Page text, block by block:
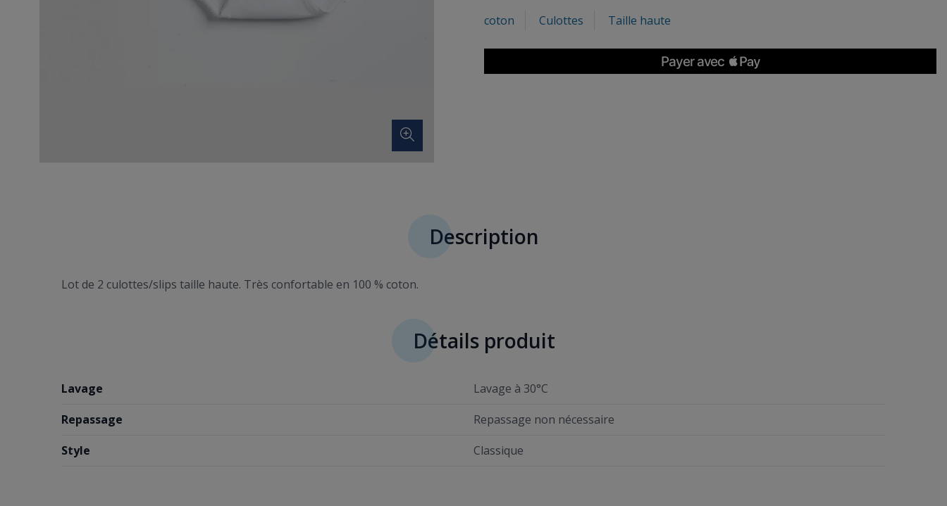
coton Culottes Taille haute
Description
Lot de 2 culottes/slips taille haute. Très confortable en 100 % coton.
Détails produit
Lavage
Lavage à 30°C
Repassage
Repassage non nécessaire
Style
Classique